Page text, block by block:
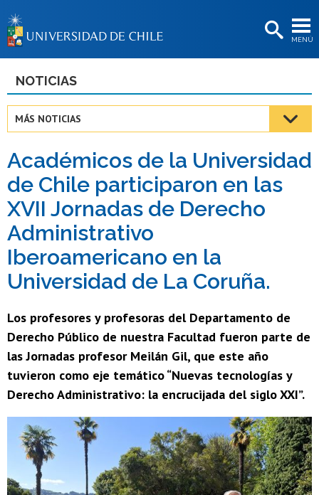
MENÚ
BIBLIOTECAS
Estudiantes
Académicas/os
Funcionarias/os
Egresadas/os
NOTICIAS
MÁS NOTICIAS
Académicos de la Universidad
de Chile participaron en las
XVII Jornadas de Derecho
Administrativo
Iberoamericano en la
Universidad de La Coruña.
Los profesores y profesoras del Departamento de
Derecho Público de nuestra Facultad fueron parte de
las Jornadas profesor Meilán Gil, que este año
tuvieron como eje temático “Nuevas tecnologías y
Derecho Administrativo: la encrucijada del siglo XXI”.